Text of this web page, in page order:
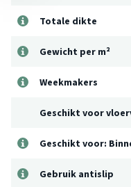
Totale dikte
Gewicht per m²
Weekmakers
Geschikt voor
Geschikt voor:
Gebruik antislip